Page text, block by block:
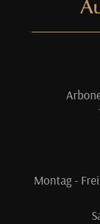
Montag -